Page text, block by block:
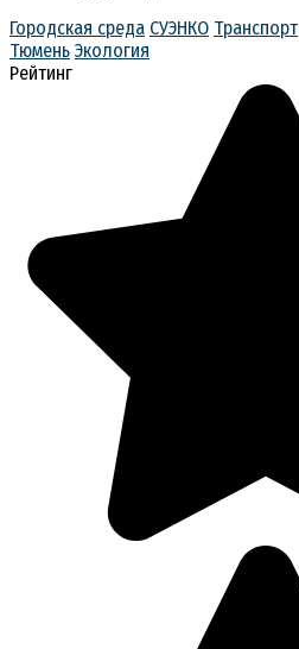
Городская среда СУЭНКО Транспорт
Тюмень Экология
Рейтинг